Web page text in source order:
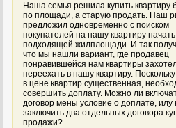
Наша семья решила купить квартиру
по площади, а старую продать. Наш
предложил одновременно с поиском
покупателей на нашу квартиру
подходящей жилплощади. И так
что мы нашли вариант, где продавец
понравившейся нам квартиры
переехать в нашу квартиру.
в цене квартир существенная,
совершить доплату. Можно ли
договор мены условие о доплате, илу
заключить два отдельных договора
продажи?